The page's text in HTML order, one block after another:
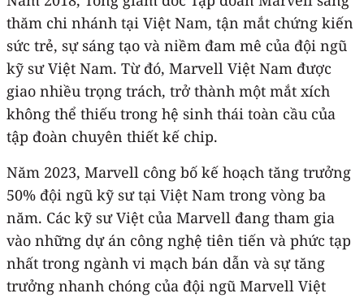
thăm chi nhánh tại Việt Nam, tận mắt chứng kiến
sức trẻ, sự sáng tạo và niềm đam mê của đội ngũ
kỹ sư Việt Nam. Từ đó, Marvell Việt Nam được
giao nhiều trọng trách, trở thành một mắt xích
không thể thiếu trong hệ sinh thái toàn cầu của
tập đoàn chuyên thiết kế chip.
Năm 2023, Marvell công bố kế hoạch tăng trưởng
50% đội ngũ kỹ sư tại Việt Nam trong vòng ba
năm. Các kỹ sư Việt của Marvell đang tham gia
vào những dự án công nghệ tiên tiến và phức tạp
nhất trong ngành vi mạch bán dẫn và sự tăng
trưởng nhanh chóng của đội ngũ Marvell Việt